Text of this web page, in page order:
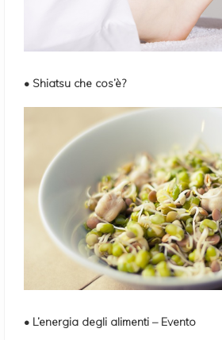
• Shiatsu che cos’è?
• L’energia degli alimenti – Evento